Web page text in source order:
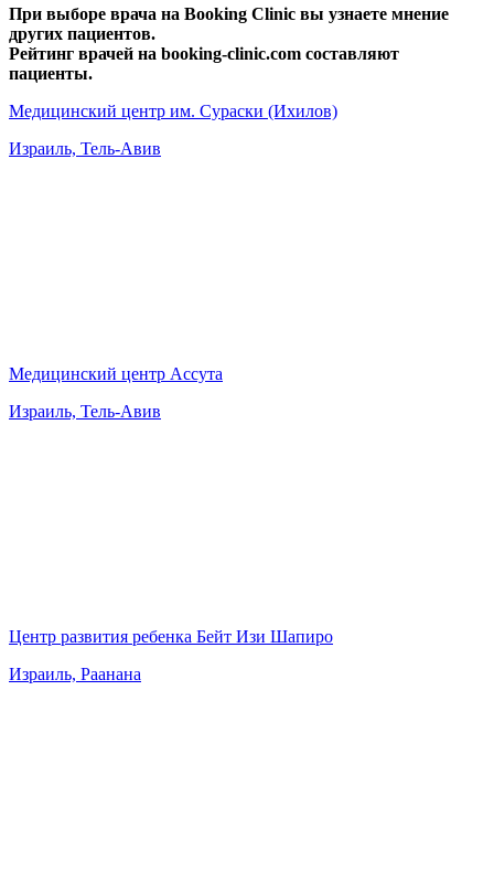
При выборе врача на Booking Clinic вы узнаете мнение
других пациентов.
Рейтинг врачей на booking-clinic.com составляют
пациенты.
Медицинский центр им. Сураски (Ихилов)
Израиль, Тель-Авив
Медицинский центр Ассута
Израиль, Тель-Авив
Центр развития ребенка Бейт Изи Шапиро
Израиль, Раанана